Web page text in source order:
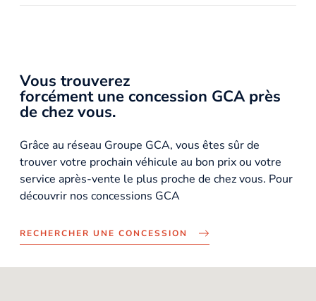
Vous trouverez
forcément une concession GCA près
de chez vous.
Grâce au réseau Groupe GCA, vous êtes sûr de
trouver votre prochain véhicule au bon prix ou votre
service après-vente le plus proche de chez vous. Pour
découvrir nos concessions GCA
RECHERCHER UNE CONCESSION